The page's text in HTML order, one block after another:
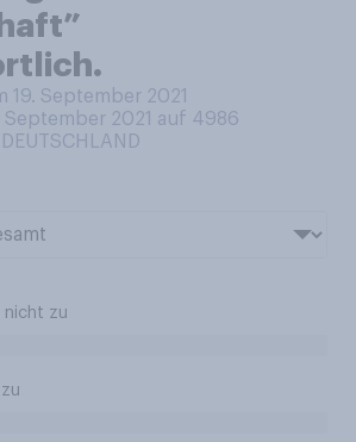
September 2021
September 2021 auf 4986
nicht zu